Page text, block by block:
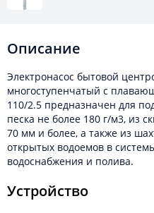
Описание
Электронасос бытовой
многоступенчатый c
110/2.5 предназначен для
песка не более 180 г/м3, из
70 мм и более, а также из
открытых водоемов в
водоснабжения и полива.
Устройство